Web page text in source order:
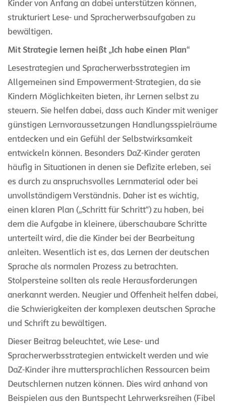
Kinder von Anfang an dabei unterstützen können,
strukturiert Lese- und Spracherwerbsaufgaben zu
bewältigen.
Mit Strategie lernen heißt „Ich habe einen Plan“
Lesestrategien und Spracherwerbsstrategien im
Allgemeinen sind Empowerment-Strategien, da sie
Kindern Möglichkeiten bieten, ihr Lernen selbst zu
steuern. Sie helfen dabei, dass auch Kinder mit weniger
günstigen Lernvoraussetzungen Handlungsspielräume
entdecken und ein Gefühl der Selbstwirksamkeit
entwickeln können. Besonders DaZ-Kinder geraten
häufig in Situationen in denen sie Defizite erleben, sei
es durch zu anspruchsvolles Lernmaterial oder bei
unvollständigem Verständnis. Daher ist es wichtig,
einen klaren Plan („Schritt für Schritt“) zu haben, bei
dem die Aufgabe in kleinere, überschaubare Schritte
unterteilt wird, die die Kinder bei der Bearbeitung
anleiten. Wesentlich ist es, das Lernen der deutschen
Sprache als normalen Prozess zu betrachten.
Stolpersteine sollten als reale Herausforderungen
anerkannt werden. Neugier und Offenheit helfen dabei,
die Schwierigkeiten der komplexen deutschen Sprache
und Schrift zu bewältigen.
Dieser Beitrag beleuchtet, wie Lese- und
Spracherwerbsstrategien entwickelt werden und wie
DaZ-Kinder ihre muttersprachlichen Ressourcen beim
Deutschlernen nutzen können. Dies wird anhand von
Beispielen aus den Buntspecht Lehrwerksreihen (Fibel